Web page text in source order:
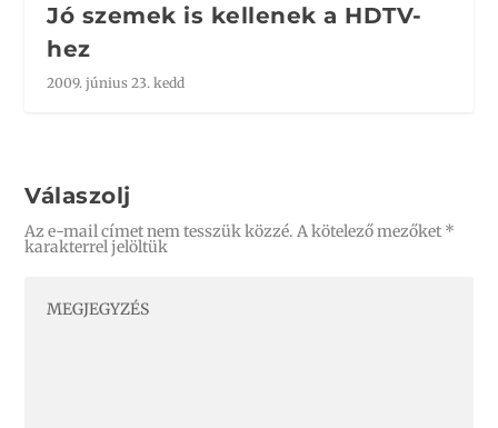
Jó szemek is kellenek a HDTV-
hez
2009. június 23. kedd
Válaszolj
Az e-mail címet nem tesszük közzé. A kötelező mezőket *
karakterrel jelöltük